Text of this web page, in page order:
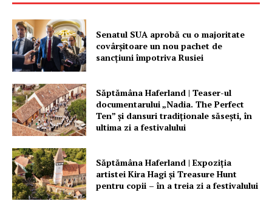
PRESShub
Despre noi / Echipa
Proiecte editoriale
Rețea
Contact
Senatul SUA aprobă cu o majoritate
covârșitoare un nou pachet de
sancțiuni împotriva Rusiei
Săptămâna Haferland | Teaser-ul
documentarului „Nadia. The Perfect
Ten” şi dansuri tradiţionale săseşti, în
ultima zi a festivalului
Săptămâna Haferland | Expoziţia
artistei Kira Hagi şi Treasure Hunt
pentru copii – în a treia zi a festivalului